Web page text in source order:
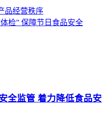
品经营秩序
检” 保障节日食品安全
全监管 着力降低食品安